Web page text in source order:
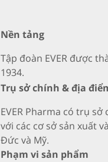
Nền tảng
Tập đoàn EVER được
1934.
Trụ sở chính & địa
EVER Pharma có trụ
với các cơ sở sản xuất
Đức và Mỹ.
Phạm vi sản phẩm